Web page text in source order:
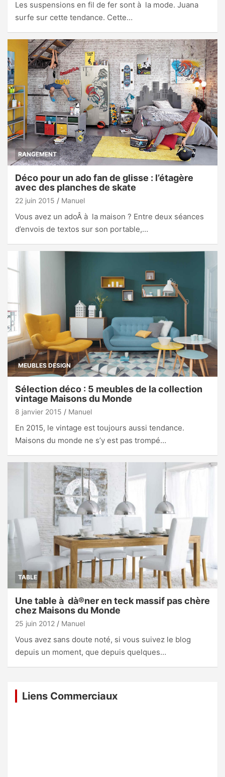
Les suspensions en fil de fer sont à la mode. Juana
surfe sur cette tendance. Cette…
RANGEMENT
Déco pour un ado fan de glisse : l’étagère
avec des planches de skate
22 juin 2015 Manuel
Vous avez un adoÂ à la maison ? Entre deux séances
d’envois de textos sur son portable,…
MEUBLES DESIGN
Sélection déco : 5 meubles de la collection
vintage Maisons du Monde
8 janvier 2015 Manuel
En 2015, le vintage est toujours aussi tendance.
Maisons du monde ne s’y est pas trompé…
TABLE
Une table à dà®ner en teck massif pas chère
chez Maisons du Monde
25 juin 2012 Manuel
Vous avez sans doute noté, si vous suivez le blog
depuis un moment, que depuis quelques…
Liens Commerciaux